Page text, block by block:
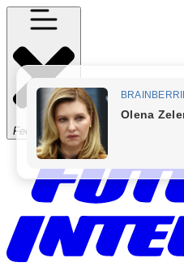
Fechar Menu